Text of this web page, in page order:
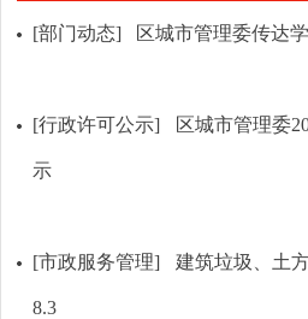
[部门动态] 区城市管理委传达
[行政许可公示] 区城市管理委
示
[市政服务管理] 建筑垃圾、土
8.3